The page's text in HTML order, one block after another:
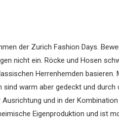
der Zurich Fashion Days.
nicht ein. Röcke und Hosen
Herrenhemden basieren.
sind warm aber gedeckt und durch
und in der
Eigenproduktion und ist